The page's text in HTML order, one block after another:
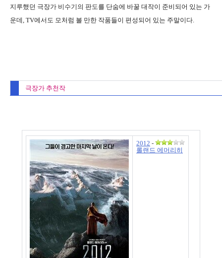
지루했던 극장가 비수기의 판도를 단숨에 바꿀 대작이 준비되어 있는 가
운데, TV에서도 모처럼 볼 만한 작품들이 편성되어 있는 주말이다.
극장가 추천작
2012 -
롤랜드 에머리히